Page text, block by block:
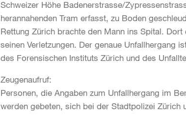
Schweizer Höhe Badenerstrasse/
herannahenden Tram erfasst, zu Boden
Rettung Zürich brachte den Mann ins Spital.
seinen Verletzungen. Der genaue Unfallhergang
des Forensischen Instituts Zürich und des
Zeugenaufruf:
Personen, die Angaben zum Unfallhergang im
werden gebeten, sich bei der Stadtpolizei Zürich